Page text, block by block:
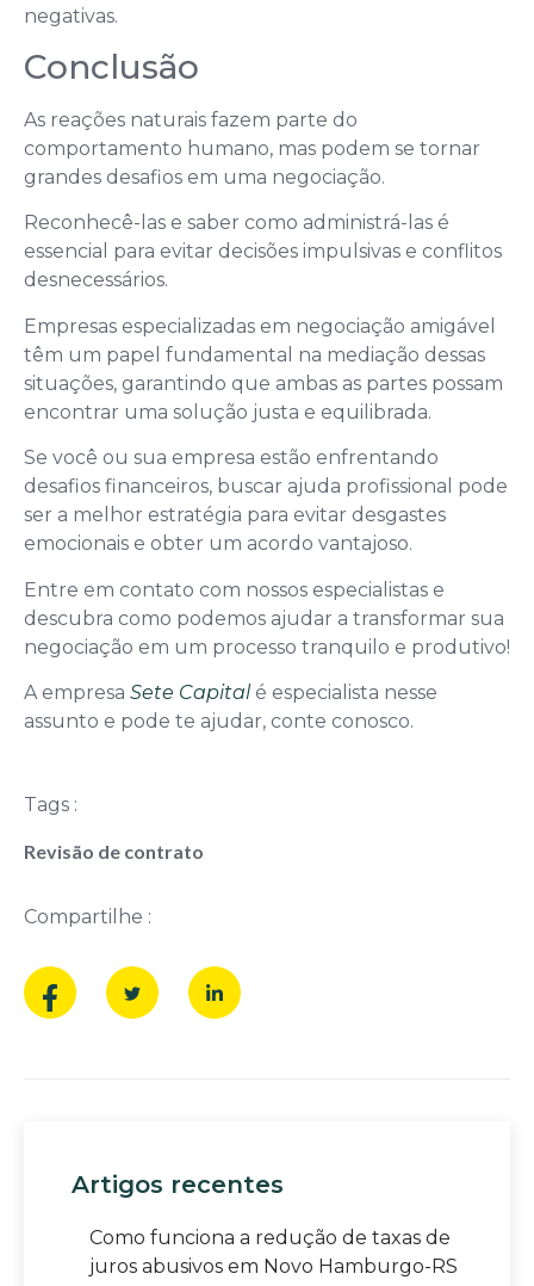
negativas.
Conclusão
As reações naturais fazem parte do
comportamento humano, mas podem se tornar
grandes desafios em uma negociação.
Reconhecê-las e saber como administrá-las é
essencial para evitar decisões impulsivas e conflitos
desnecessários.
Empresas especializadas em negociação amigável
têm um papel fundamental na mediação dessas
situações, garantindo que ambas as partes possam
encontrar uma solução justa e equilibrada.
Se você ou sua empresa estão enfrentando
desafios financeiros, buscar ajuda profissional pode
ser a melhor estratégia para evitar desgastes
emocionais e obter um acordo vantajoso.
Entre em contato com nossos especialistas e
descubra como podemos ajudar a transformar sua
negociação em um processo tranquilo e produtivo!
A empresa Sete Capital é especialista nesse
assunto e pode te ajudar, conte conosco.
Tags :
Revisão de contrato
Compartilhe :
Artigos recentes
Como funciona a redução de taxas de
juros abusivos em Novo Hamburgo-RS